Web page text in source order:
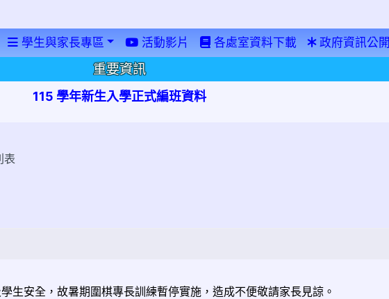
學生與家長專區 活動影片 各處室資料下載 政府資訊公開
重要資訊
115 學年新生入學正式編班資料
表
生安全，故暑期圍棋專長訓練暫停實施，造成不便敬請家長見諒。